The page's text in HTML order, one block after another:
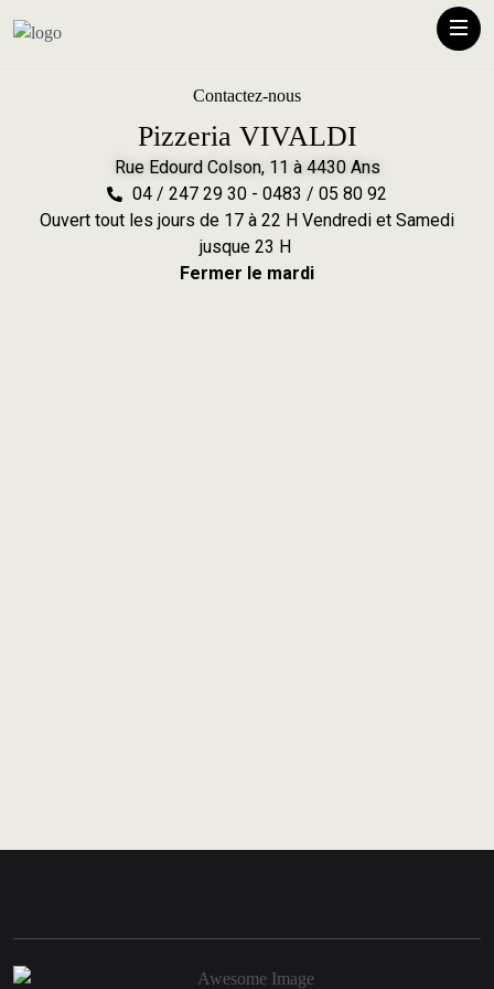
Contactez-nous
Pizzeria VIVALDI
Rue Edourd Colson, 11 à 4430 Ans
04 / 247 29 30 - 0483 / 05 80 92
Ouvert tout les jours de 17 à 22 H Vendredi et Samedi
jusque 23 H
Fermer le mardi